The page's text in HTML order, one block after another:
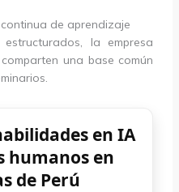
de aprendizaje
la empresa
una base común
en IA
humanos en
de Perú